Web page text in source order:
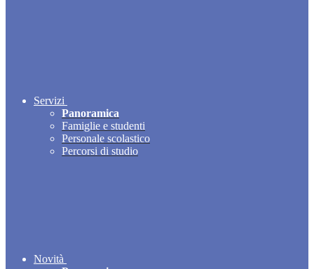
Servizi
Panoramica
Famiglie e studenti
Personale scolastico
Percorsi di studio
Novità